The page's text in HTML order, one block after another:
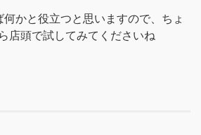
かと役立つと思いますので、ちょ
店頭で試してみてくださいね